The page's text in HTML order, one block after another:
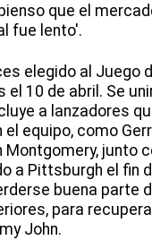
que el
fue lento'.
elegido al Juego
el 10 de abril. Se
a lanzadores
equipo, como
Montgomery, junto
a Pittsburgh el fin
buena parte
para
John.